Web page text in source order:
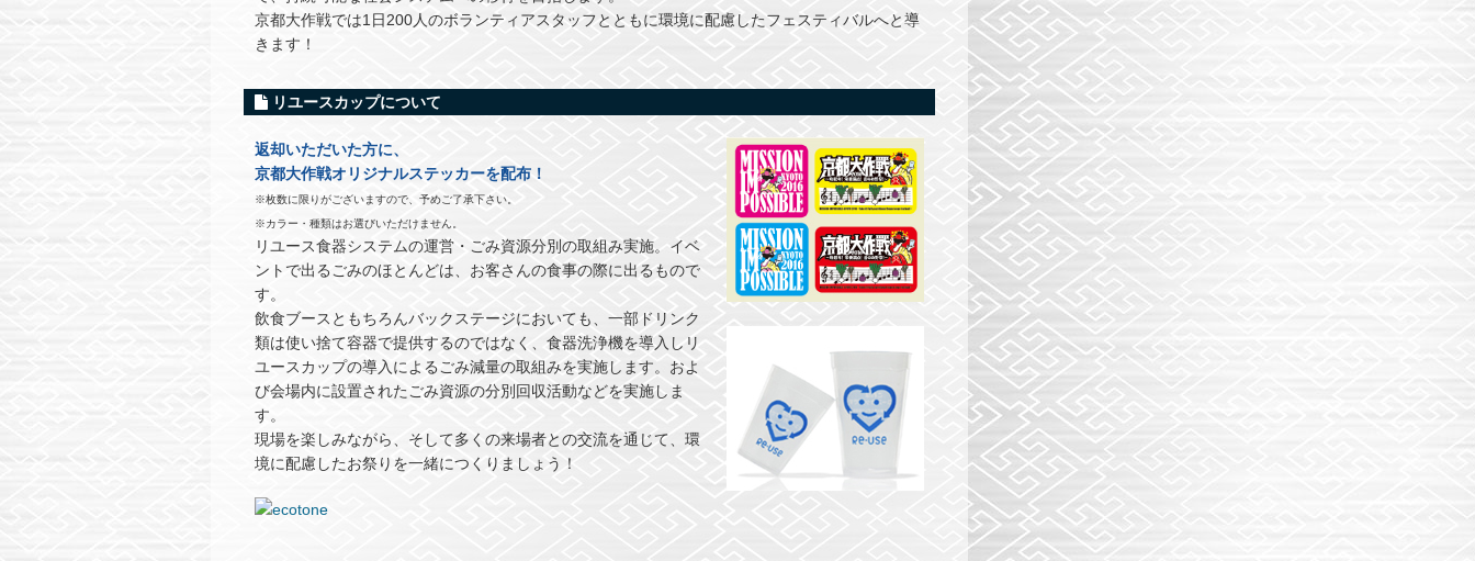
京都大作戦では1日200人のボランティアスタッフとともに環境に配慮したフェスティバルへと導
きます！
リユースカップについて
返却いただいた方に、
京都大作戦オリジナルステッカーを配布！
※枚数に限りがございますので、予めご了承下さい。
※カラー・種類はお選びいただけません。
リユース食器システムの運営・ごみ資源分別の取組み実施。イベ
ントで出るごみのほとんどは、お客さんの食事の際に出るもので
す。
飲食ブースともちろんバックステージにおいても、一部ドリンク
類は使い捨て容器で提供するのではなく、食器洗浄機を導入しリ
ユースカップの導入によるごみ減量の取組みを実施します。およ
び会場内に設置されたごみ資源の分別回収活動などを実施しま
す。
現場を楽しみながら、そして多くの来場者との交流を通じて、環
境に配慮したお祭りを一緒につくりましょう！